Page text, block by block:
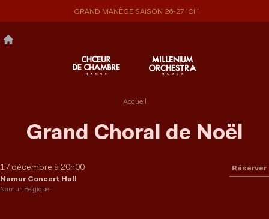
principal
GRAND MANÈGE SAISON 26-27 ICI !
Accueil
Grand Choral de Noël
17 décembre à 20h00
Namur Concert Hall
Namur, Belgique
Réserver